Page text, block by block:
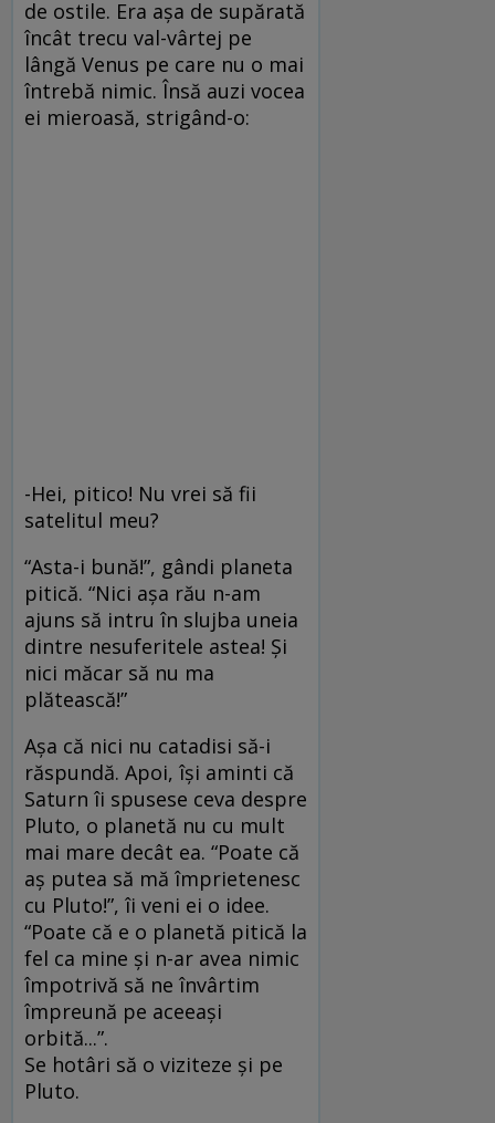
de ostile. Era aşa de supărată
încât trecu val-vârtej pe
lângă Venus pe care nu o mai
întrebă nimic. Însă auzi vocea
ei mieroasă, strigând-o:
-Hei, pitico! Nu vrei să fii
satelitul meu?
“Asta-i bună!”, gândi planeta
pitică. “Nici aşa rău n-am
ajuns să intru în slujba uneia
dintre nesuferitele astea! Şi
nici măcar să nu ma
plătească!”
Aşa că nici nu catadisi să-i
răspundă. Apoi, îşi aminti că
Saturn îi spusese ceva despre
Pluto, o planetă nu cu mult
mai mare decât ea. “Poate că
aş putea să mă împrietenesc
cu Pluto!”, îi veni ei o idee.
“Poate că e o planetă pitică la
fel ca mine şi n-ar avea nimic
împotrivă să ne învârtim
împreună pe aceeaşi
orbită...”.
Se hotâri să o viziteze şi pe
Pluto.